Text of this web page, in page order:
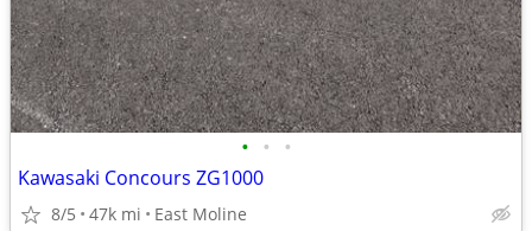
• • •
Kawasaki Concours ZG1000
8/5 47k mi East Moline